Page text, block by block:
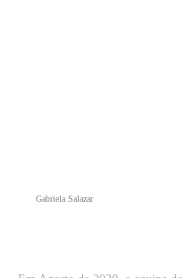
Gabriela Salazar